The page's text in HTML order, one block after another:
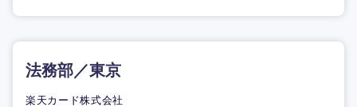
法務部／東京
楽天カード株式会社